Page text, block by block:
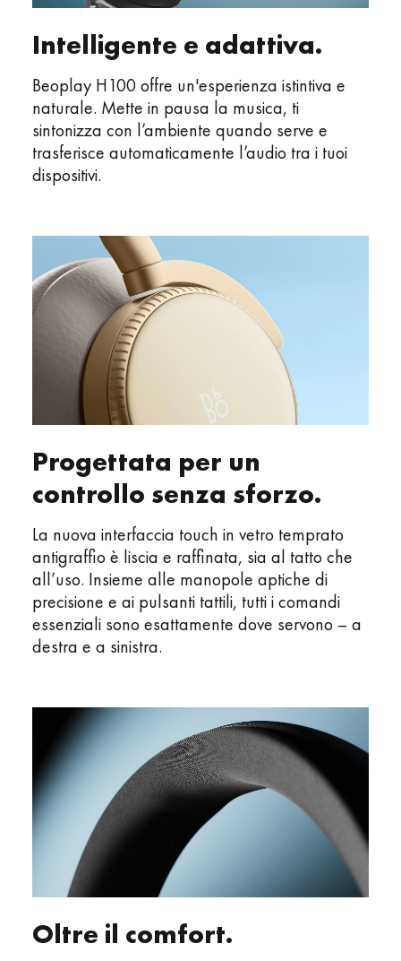
Intelligente e adattiva.
Beoplay H100 offre un'esperienza istintiva e
naturale. Mette in pausa la musica, ti
sintonizza con l’ambiente quando serve e
trasferisce automaticamente l’audio tra i tuoi
dispositivi.
Progettata per un
controllo senza sforzo.
La nuova interfaccia touch in vetro temprato
antigraffio è liscia e raffinata, sia al tatto che
all’uso. Insieme alle manopole aptiche di
precisione e ai pulsanti tattili, tutti i comandi
essenziali sono esattamente dove servono – a
destra e a sinistra.
Oltre il comfort.